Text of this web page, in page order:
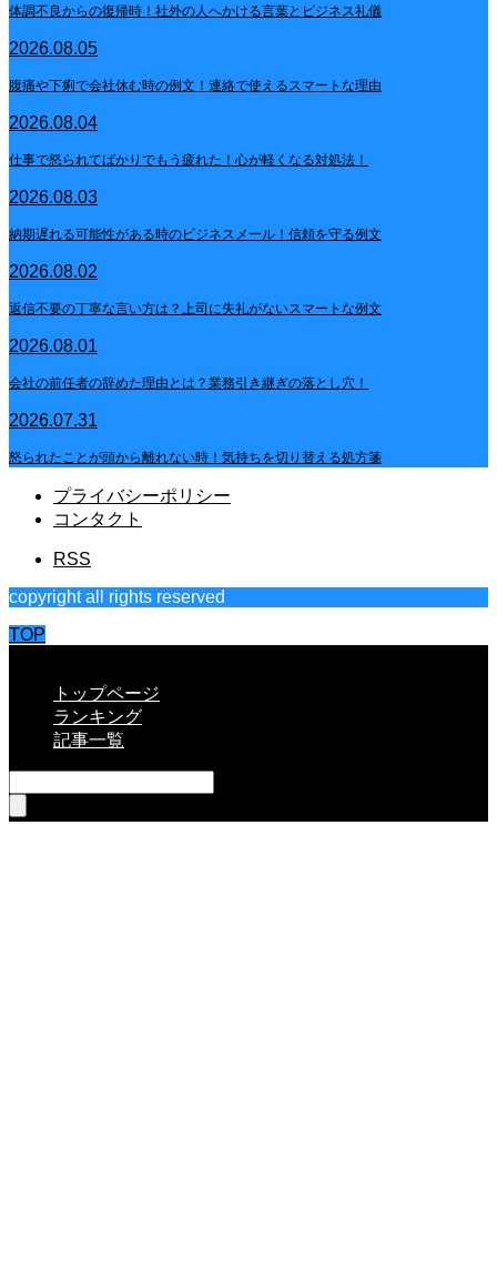
体調不良からの復帰時！社外の人へかける言葉とビジネス礼儀
2026.08.05
腹痛や下痢で会社休む時の例文！連絡で使えるスマートな理由
2026.08.04
仕事で怒られてばかりでもう疲れた！心が軽くなる対処法！
2026.08.03
納期遅れる可能性がある時のビジネスメール！信頼を守る例文
2026.08.02
返信不要の丁寧な言い方は？上司に失礼がないスマートな例文
2026.08.01
会社の前任者の辞めた理由とは？業務引き継ぎの落とし穴！
2026.07.31
怒られたことが頭から離れない時！気持ちを切り替える処方箋
プライバシーポリシー
コンタクト
RSS
copyright all rights reserved
TOP
トップページ
ランキング
記事一覧